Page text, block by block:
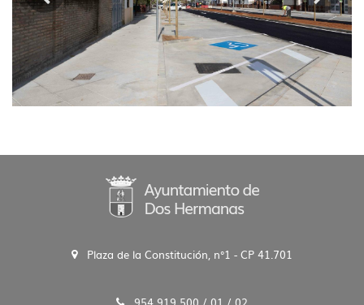
Anterior
Plaza de la Constitución, n°1 - CP 41.701
954 919 500 / 01 / 02